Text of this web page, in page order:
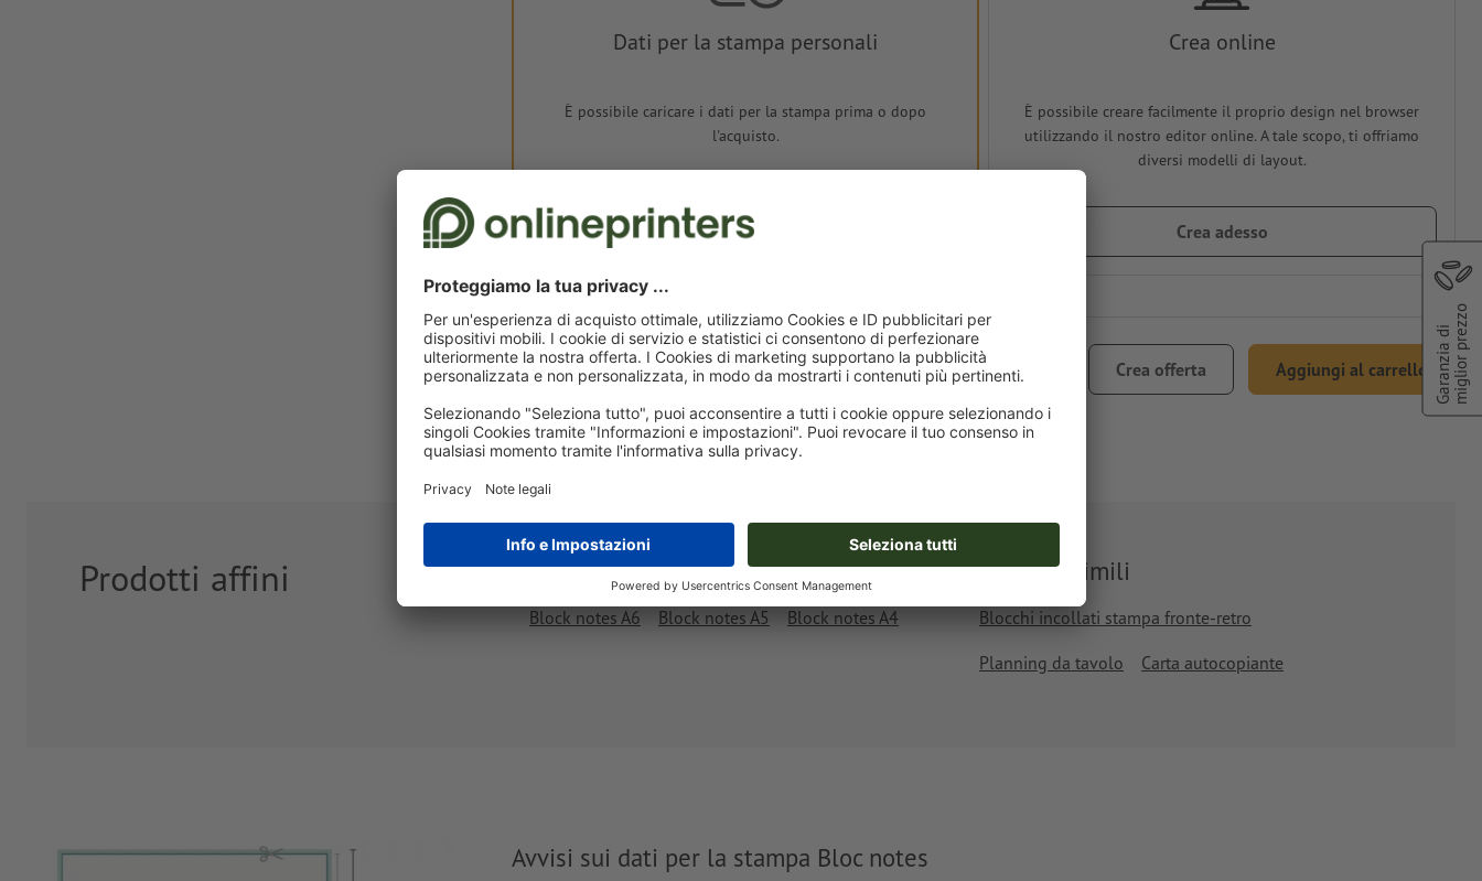
Dati per la stampa personali
È possibile caricare i dati per la stampa prima o dopo
l'acquisto.
Carica adesso
Crea online
È possibile creare facilmente il proprio design nel browser
utilizzando il nostro editor online. A tale scopo, ti offriamo
diversi modelli di layout.
Crea adesso
CHF 54.30 CHF 58.70 Crea offerta Aggiungi al carrello
Consegna all' incirca:
lun 17 ago - mar 18 ago
Peso: ca.932.5 g
Prodotti affini Bloc notes
Block notes A6 Block notes A5 Block notes A4
Prodotti simili
Blocchi incollati stampa fronte-retro
Planning da tavolo Carta autocopiante
Avvisi sui dati per la stampa Bloc notes
Garanzia dimiglior prezzo